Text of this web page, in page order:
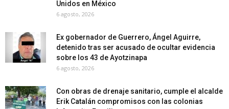
Unidos en México
6 agosto, 2026
Ex gobernador de Guerrero, Ángel Aguirre,
detenido tras ser acusado de ocultar evidencia
sobre los 43 de Ayotzinapa
6 agosto, 2026
Con obras de drenaje sanitario, cumple el alcalde
Erik Catalán compromisos con las colonias